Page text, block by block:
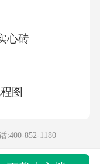
心砖
图
:400-852-1180